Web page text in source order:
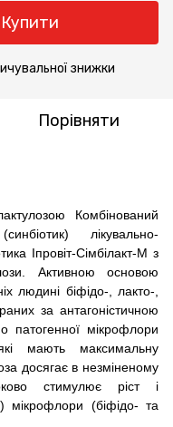
Купити
знижки
Порівняти
Комбінований
лікувально-
Іпровіт-Сімбілакт-М з
Активною основою
людині біфідо-, лакто-,
за антагоністичною
патогенної мікрофлори
мають максимальну
досягає в незміненому
стимулює ріст і
мікрофлори (біфідо- та